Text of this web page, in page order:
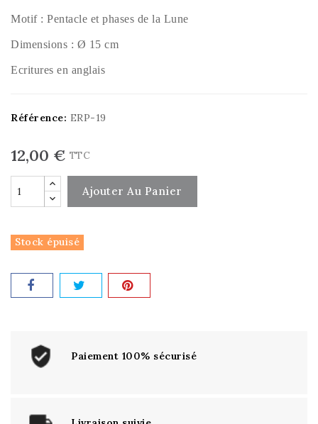
Motif : Pentacle et phases de la Lune
Dimensions : Ø 15 cm
Ecritures en anglais
Référence: ERP-19
12,00 € TTC
Ajouter Au Panier
Stock épuisé
Paiement 100% sécurisé